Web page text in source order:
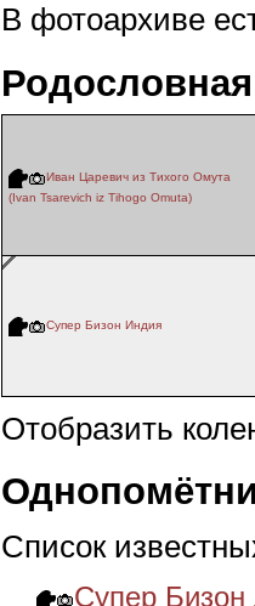
В фотоархиве
Родословная
Иван Царевич из Тихого Омута
(Ivan Tsarevich iz Tihogo Omuta)
Супер Бизон Индия
Отобразить
Список
Супер Бизон